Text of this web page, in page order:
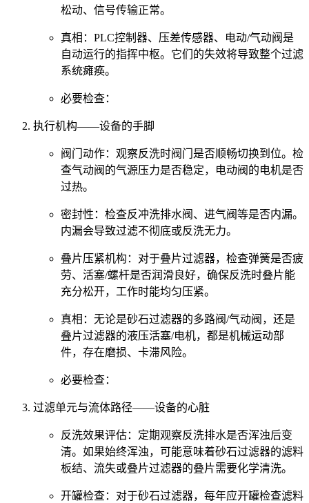
松动、信号传输正常。
真相：PLC控制器、压差传感器、电动/气动阀是
自动运行的指挥中枢。它们的失效将导致整个过滤
系统瘫痪。
必要检查：
执行机构——设备的手脚
阀门动作：观察反洗时阀门是否顺畅切换到位。检
查气动阀的气源压力是否稳定，电动阀的电机是否
过热。
密封性：检查反冲洗排水阀、进气阀等是否内漏。
内漏会导致过滤不彻底或反洗无力。
叠片压紧机构：对于叠片过滤器，检查弹簧是否疲
劳、活塞/螺杆是否润滑良好，确保反洗时叠片能
充分松开，工作时能均匀压紧。
真相：无论是砂石过滤器的多路阀/气动阀，还是
叠片过滤器的液压活塞/电机，都是机械运动部
件，存在磨损、卡滞风险。
必要检查：
过滤单元与流体路径——设备的心脏
反洗效果评估：定期观察反洗排水是否浑浊后变
清。如果始终浑浊，可能意味着砂石过滤器的滤料
板结、流失或叠片过滤器的叠片需要化学清洗。
开罐检查：对于砂石过滤器，每年应开罐检查滤料